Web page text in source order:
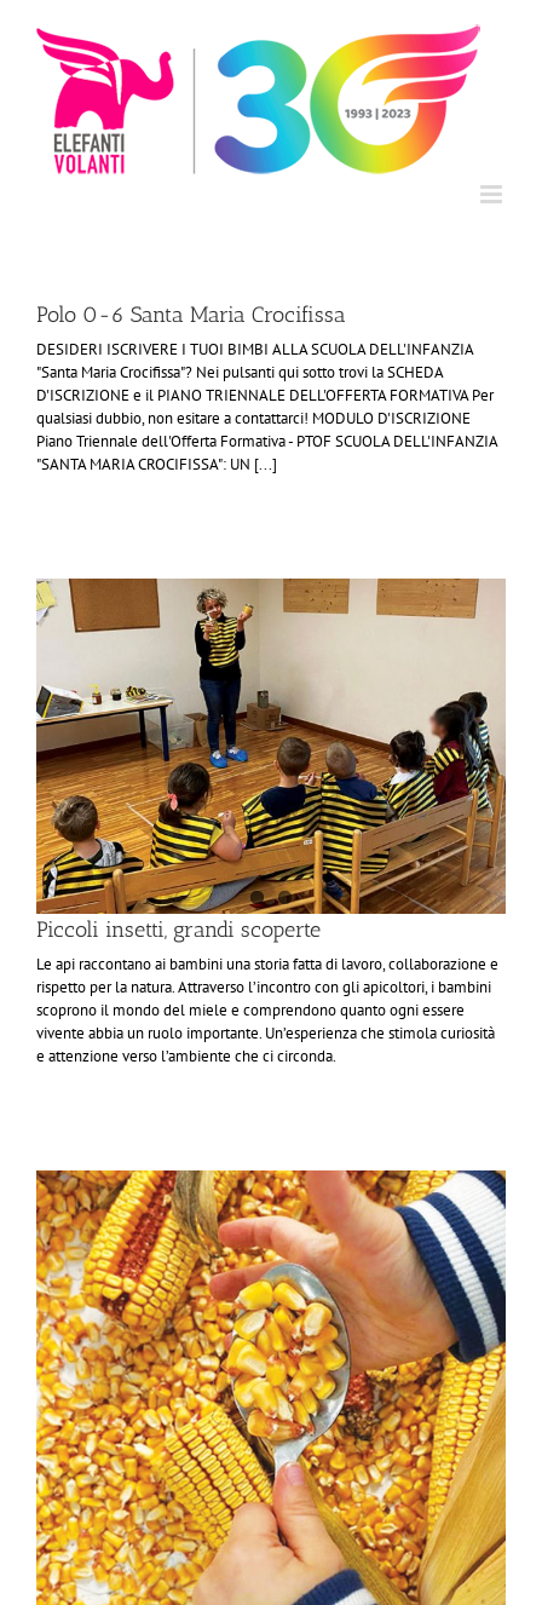
contenuto
Polo 0-6 Santa Maria Crocifissa
DESIDERI ISCRIVERE I TUOI BIMBI ALLA SCUOLA DELL'INFANZIA
"Santa Maria Crocifissa"? Nei pulsanti qui sotto trovi la SCHEDA
D'ISCRIZIONE e il PIANO TRIENNALE DELL'OFFERTA FORMATIVA Per
qualsiasi dubbio, non esitare a contattarci! MODULO D'ISCRIZIONE
Piano Triennale dell'Offerta Formativa - PTOF SCUOLA DELL'INFANZIA
"SANTA MARIA CROCIFISSA": UN [...]
Piccoli insetti, grandi scoperte
Le api raccontano ai bambini una storia fatta di lavoro, collaborazione e
rispetto per la natura. Attraverso l’incontro con gli apicoltori, i bambini
scoprono il mondo del miele e comprendono quanto ogni essere
vivente abbia un ruolo importante. Un’esperienza che stimola curiosità
e attenzione verso l’ambiente che ci circonda.